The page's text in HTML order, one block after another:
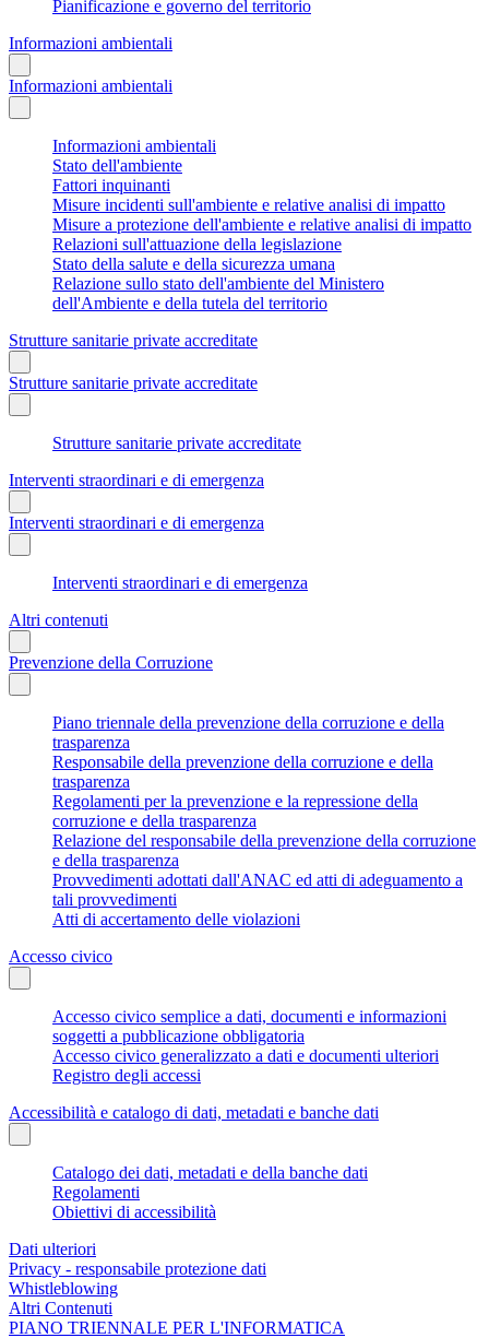
Pianificazione e governo del territorio
Informazioni ambientali
Informazioni ambientali
Informazioni ambientali
Stato dell'ambiente
Fattori inquinanti
Misure incidenti sull'ambiente e relative analisi di impatto
Misure a protezione dell'ambiente e relative analisi di impatto
Relazioni sull'attuazione della legislazione
Stato della salute e della sicurezza umana
Relazione sullo stato dell'ambiente del Ministero
dell'Ambiente e della tutela del territorio
Strutture sanitarie private accreditate
Strutture sanitarie private accreditate
Strutture sanitarie private accreditate
Interventi straordinari e di emergenza
Interventi straordinari e di emergenza
Interventi straordinari e di emergenza
Altri contenuti
Prevenzione della Corruzione
Piano triennale della prevenzione della corruzione e della
trasparenza
Responsabile della prevenzione della corruzione e della
trasparenza
Regolamenti per la prevenzione e la repressione della
corruzione e della trasparenza
Relazione del responsabile della prevenzione della corruzione
e della trasparenza
Provvedimenti adottati dall'ANAC ed atti di adeguamento a
tali provvedimenti
Atti di accertamento delle violazioni
Accesso civico
Accesso civico semplice a dati, documenti e informazioni
soggetti a pubblicazione obbligatoria
Accesso civico generalizzato a dati e documenti ulteriori
Registro degli accessi
Accessibilità e catalogo di dati, metadati e banche dati
Catalogo dei dati, metadati e della banche dati
Regolamenti
Obiettivi di accessibilità
Dati ulteriori
Privacy - responsabile protezione dati
Whistleblowing
Altri Contenuti
PIANO TRIENNALE PER L'INFORMATICA